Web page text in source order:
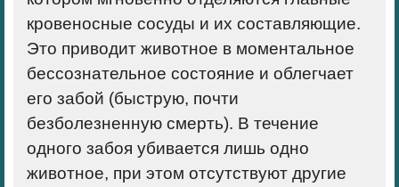
кровеносные сосуды и их составляющие.
Это приводит животное в моментальное
бессознательное состояние и облегчает
его забой (быструю, почти
безболезненную смерть). В течение
одного забоя убивается лишь одно
животное, при этом отсутствуют другие